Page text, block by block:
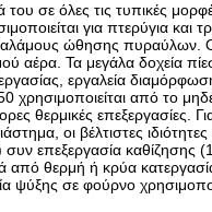
σε όλες τις τυπικές
για πτερύγια και
ώθησης πυραύλων.
Τα μεγάλα δοχεία
εργαλεία
χρησιμοποιείται από το
θερμικές επεξεργασίες.
οι βέλτιστες ιδιότητες
επεξεργασία καθίζησης
από θερμή ή κρύα
σε φούρνο